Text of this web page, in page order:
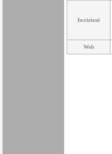
Iscrizioni
Web